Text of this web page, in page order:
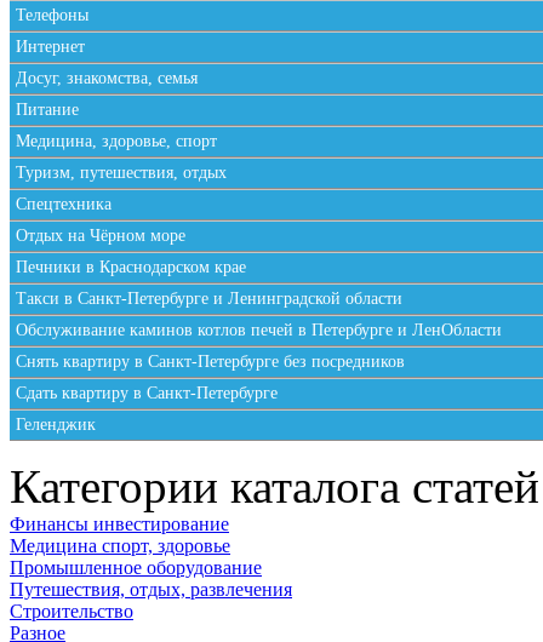
Телефоны
Интернет
Досуг, знакомства, семья
Питание
Медицина, здоровье, спорт
Туризм, путешествия, отдых
Спецтехника
Отдых на Чёрном море
Печники в Краснодарском крае
Такси в Санкт-Петербурге и Ленинградской области
Обслуживание каминов котлов печей в Петербурге и ЛенОбласти
Снять квартиру в Санкт-Петербурге без посредников
Сдать квартиру в Санкт-Петербурге
Геленджик
Категории каталога статей
Финансы инвестирование
Медицина спорт, здоровье
Промышленное оборудование
Путешествия, отдых, развлечения
Строительство
Разное